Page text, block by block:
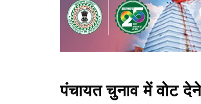
पंचायत चुनाव में वोट